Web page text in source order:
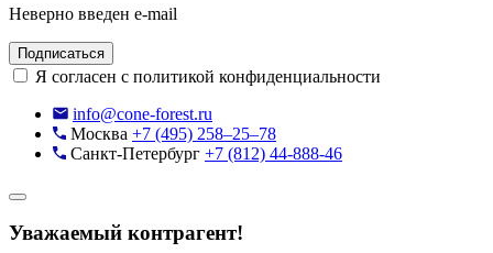
Неверно введен e-mail
Подписаться
Я согласен с политикой конфиденциальности
info@cone-forest.ru
Москва +7 (495) 258–25–78
Санкт-Петербург +7 (812) 44-888-46
Уважаемый контрагент!